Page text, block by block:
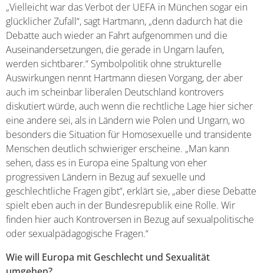
„Vielleicht war das Verbot der UEFA in München sogar ein
glücklicher Zufall“, sagt Hartmann, „denn dadurch hat die
Debatte auch wieder an Fahrt aufgenommen und die
Auseinandersetzungen, die gerade in Ungarn laufen,
werden sichtbarer.“ Symbolpolitik ohne strukturelle
Auswirkungen nennt Hartmann diesen Vorgang, der aber
auch im scheinbar liberalen Deutschland kontrovers
diskutiert würde, auch wenn die rechtliche Lage hier sicher
eine andere sei, als in Ländern wie Polen und Ungarn, wo
besonders die Situation für Homosexuelle und transidente
Menschen deutlich schwieriger erscheine. „Man kann
sehen, dass es in Europa eine Spaltung von eher
progressiven Ländern in Bezug auf sexuelle und
geschlechtliche Fragen gibt“, erklärt sie, „aber diese Debatte
spielt eben auch in der Bundesrepublik eine Rolle. Wir
finden hier auch Kontroversen in Bezug auf sexualpolitische
oder sexualpädagogische Fragen.“
Wie will Europa mit Geschlecht und Sexualität